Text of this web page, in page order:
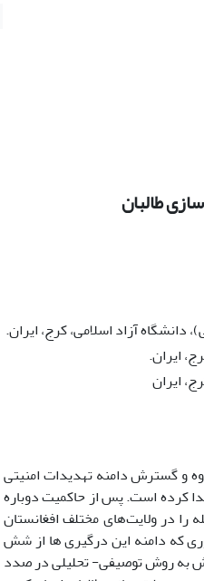
طالبان
آزاد اسلامی، کرج، ایران.
ایران.
ایران
و گسترش دامنه تهدیدات امنیتی
کرده است. پس از حاکمیت دوباره
می‌گذرد، تروریست‌های داعش بیش از ۳۰۰ مورد حمله را در ولایت‌های مختلف افغانستان
که دامنه این درگیری ها از شش
یافته است. این پژوهش به روش توصیفی- تحلیلی در صدد